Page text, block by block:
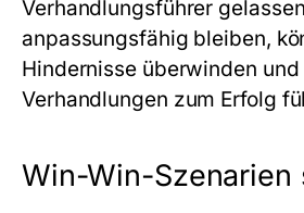
Verhandlungsführer
anpassungsfähig bleiben,
Hindernisse überwinden
Verhandlungen zum Erfolg
Win-Win-Szenarien